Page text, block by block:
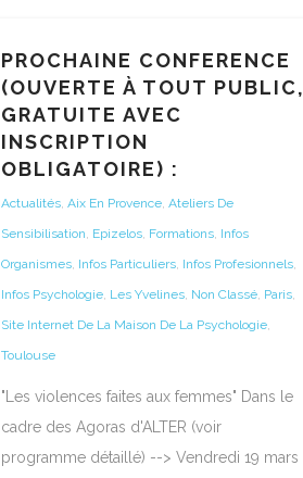
PROCHAINE CONFERENCE
(OUVERTE À TOUT PUBLIC,
GRATUITE AVEC
INSCRIPTION
OBLIGATOIRE) :
Actualités, Aix En Provence, Ateliers De
Sensibilisation, Epizelos, Formations, Infos
Organismes, Infos Particuliers, Infos Profesionnels,
Infos Psychologie, Les Yvelines, Non Classé, Paris,
Site Internet De La Maison De La Psychologie,
Toulouse
"Les violences faites aux femmes" Dans le
cadre des Agoras d'ALTER (voir
programme détaillé) --> Vendredi 19 mars